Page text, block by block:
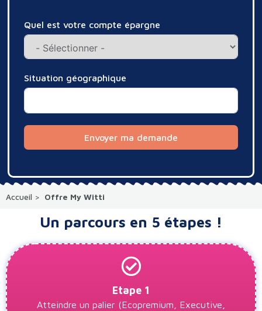
Quel est votre compte épargne
Situation géographique
Envoyer ma demande
Accueil > Offre My Witti
Un parcours en 5 étapes !
Etape 1
Atteindre un palier (Ecopremium, Executive,